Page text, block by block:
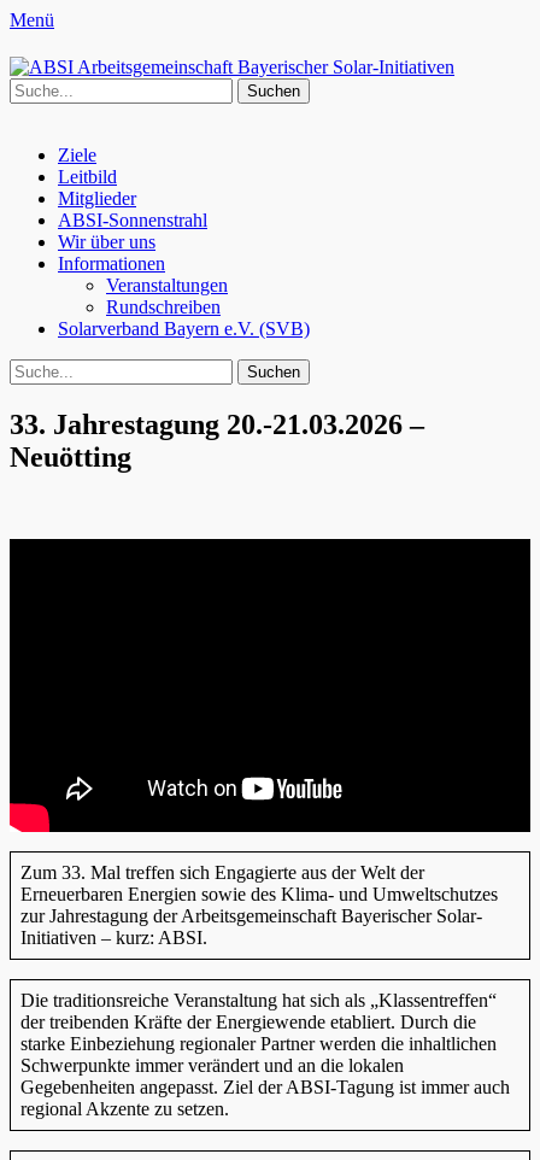
Menü
ABSI Arbeitsgemeinschaft
100% Erneuerbare Energien
Suche
für:
Erstes
Menü
Zum
Inhalt:
Ziele
Leitbild
Mitglieder
ABSI-Sonnenstrahl
Wir über uns
Informationen
Veranstaltungen
Rundschreiben
Solarverband Bayern e.V. (SVB)
Search
Suche
für:
33. Jahrestagung 20.-21.03.2026 –
Neuötting
Zum 33. Mal treffen sich Engagierte aus der Welt der
Erneuerbaren Energien sowie des Klima- und Umweltschutzes
zur Jahrestagung der Arbeitsgemeinschaft Bayerischer Solar-
Initiativen – kurz: ABSI.
Die traditionsreiche Veranstaltung hat sich als „Klassentreffen“
der treibenden Kräfte der Energiewende etabliert. Durch die
starke Einbeziehung regionaler Partner werden die inhaltlichen
Schwerpunkte immer verändert und an die lokalen
Gegebenheiten angepasst. Ziel der ABSI-Tagung ist immer auch
regional Akzente zu setzen.